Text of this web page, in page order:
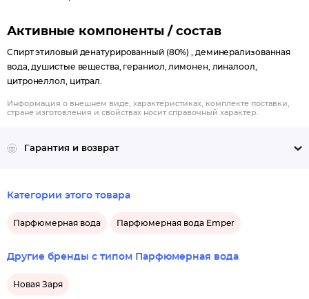
Активные компоненты / состав
Спирт этиловый денатурированный (80%) , деминерализованная
вода, душистые вещества, гераниол, лимонен, линалоол,
цитронеллол, цитрал.
Информация о внешнем виде, характеристиках, комплекте поставки,
стране изготовления и свойствах носит справочный характер.
Гарантия и возврат
Категории этого товара
Парфюмерная вода Парфюмерная вода Emper
Другие бренды с типом Парфюмерная вода
Новая Заря